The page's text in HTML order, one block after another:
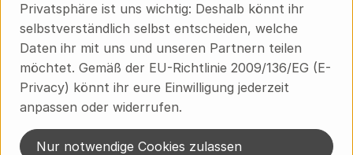
Handschuhe, um Hautkontakt zu vermeiden, und
sorge für ausreichende Belüftung, um die Ansammlung
von CO2 zu verhindern.
Produktinformationen
Privatsphäre ist uns wichtig: Deshalb könnt ihr
selbstverständlich selbst entscheiden, welche
Daten ihr mit uns und unseren Partnern teilen
möchtet. Gemäß der EU-Richtlinie 2009/136/EG (E-
Privacy) könnt ihr eure Einwilligung jederzeit
anpassen oder widerrufen.
Nur notwendige Cookies zulassen